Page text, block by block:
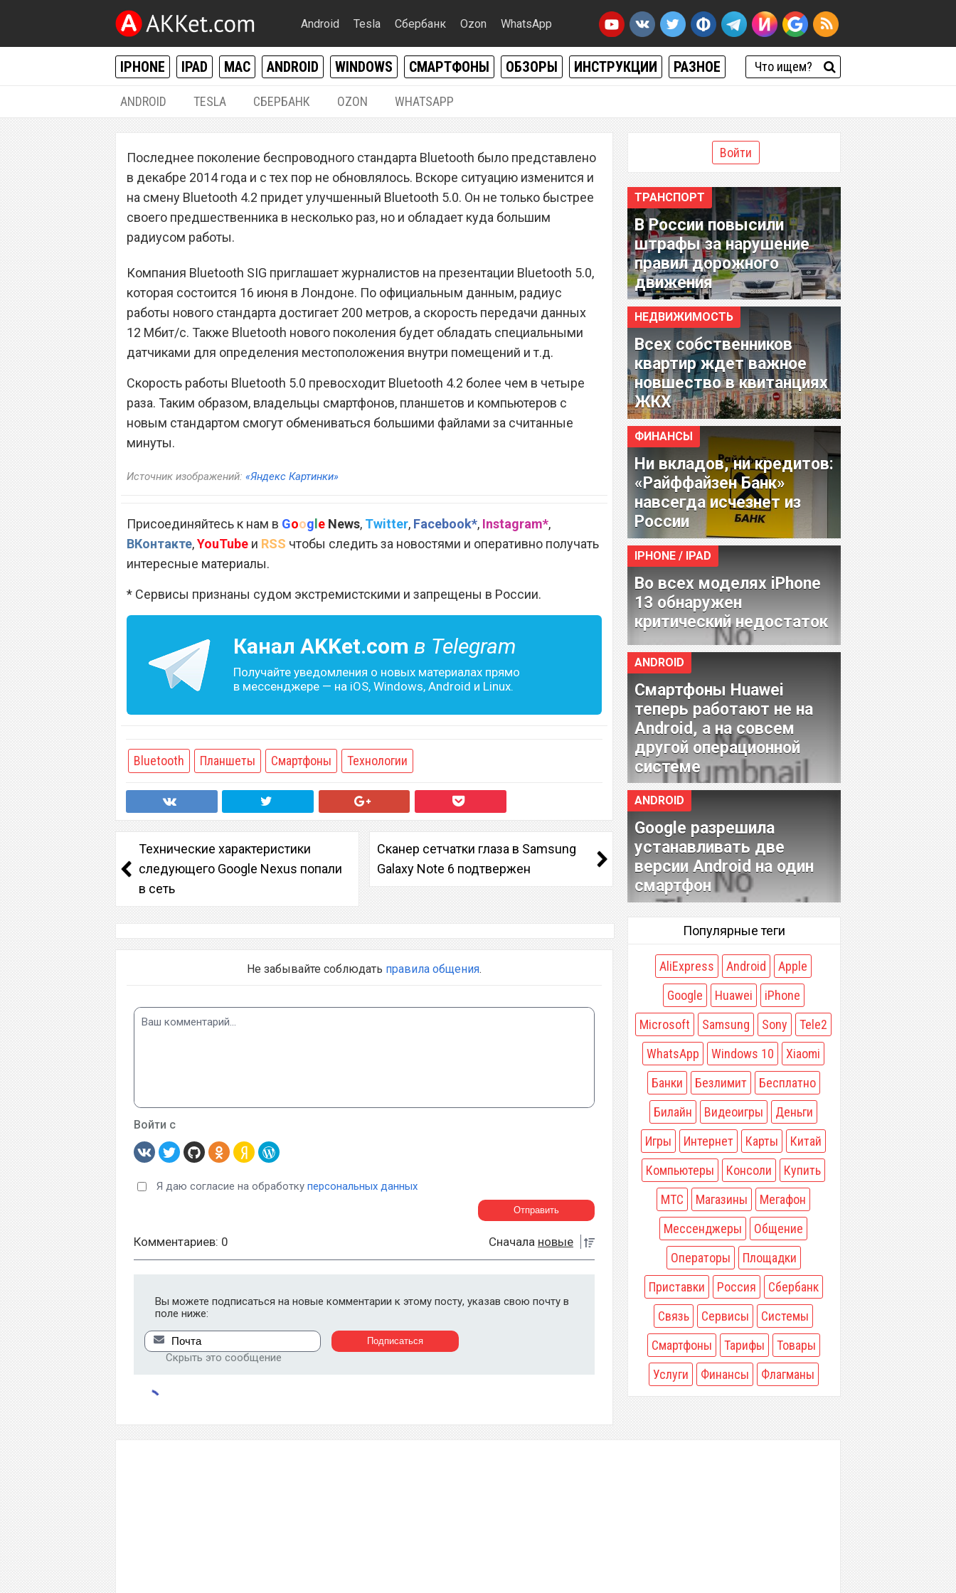
Android Tesla Сбербанк Ozon WhatsApp
IPHONE IPAD MAC ANDROID WINDOWS СМАРТФОНЫ ОБЗОРЫ ИНСТРУКЦИИ РАЗНОЕ
ANDROID TESLA СБЕРБАНК OZON WHATSAPP
Радиус работы Bluetooth 5.0 составит
200 метров
Последнее поколение беспроводного стандарта Bluetooth было представлено
в декабре 2014 года и с тех пор не обновлялось. Вскоре ситуацию изменится и
на смену Bluetooth 4.2 придет улучшенный Bluetooth 5.0. Он не только быстрее
своего предшественника в несколько раз, но и обладает куда большим
радиусом работы.
Компания Bluetooth SIG приглашает журналистов на презентации Bluetooth 5.0,
которая состоится 16 июня в Лондоне. По официальным данным, радиус
работы нового стандарта достигает 200 метров, а скорость передачи данных
12 Мбит/с. Также Bluetooth нового поколения будет обладать специальными
датчиками для определения местоположения внутри помещений и т.д.
Скорость работы Bluetooth 5.0 превосходит Bluetooth 4.2 более чем в четыре
раза. Таким образом, владельцы смартфонов, планшетов и компьютеров с
новым стандартом смогут обмениваться большими файлами за считанные
минуты.
Источник изображений: «Яндекс Картинки»
Присоединяйтесь к нам в Goog e News, Twitter, Facebook*, Instagram*,
ВКонтакте,YouTube и RSS чтобы следить за новостями и оперативно получать
интересные материалы.
* Сервисы признаны судом экстремистскими и запрещены в России.
Канал AKKet.com в Telegram
Получайте уведомления о новых материалах прямо
в мессенджере — на iOS, Windows, Android и Linux.
Bluetooth Планшеты Смартфоны Технологии
Технические характеристики
следующего Google Nexus попали
в сеть
Сканер сетчатки глаза в Samsung
Galaxy Note 6 подтвержен
Не забывайте соблюдать правила общения.
Войти с
Я даю согласие на обработку персональных данных
Комментариев: 0 Сначала новые
Вы можете подписаться на новые комментарии к этому посту, указав свою почту в
поле ниже:
Скрыть это сообщение
Войти
ТРАНСПОРТ
В России повысили
штрафы за нарушение
правил дорожного
движения
НЕДВИЖИМОСТЬ
Всех собственников
квартир ждет важное
новшество в квитанциях
ЖКХ
ФИНАНСЫ
Ни вкладов, ни кредитов:
«Райффайзен Банк»
навсегда исчезнет из
России
IPHONE / IPAD
Во всех моделях iPhone
13 обнаружен
критический недостаток
ANDROID
Смартфоны Huawei
теперь работают не на
Android, а на совсем
другой операционной
системе
ANDROID
Google разрешила
устанавливать две
версии Android на один
смартфон
Популярные теги
AliExpress Android
Apple
Google
Huawei
iPhone
Microsoft
Samsung Sony
Tele2
WhatsApp
Windows 10
Xiaomi
Банки
Безлимит
Бесплатно
Билайн
Видеоигры
Деньги
Игры
Интернет Карты
Китай
Компьютеры
Консоли
Купить
МТС
Магазины
Мегафон
Мессенджеры
Общение
Операторы
Площадки
Приставки
Россия
Сбербанк
Связь
Сервисы
Системы
Смартфоны
Тарифы
Товары
Услуги
Финансы Флагманы